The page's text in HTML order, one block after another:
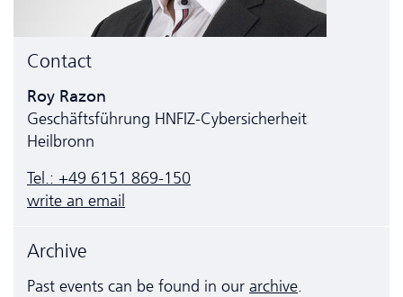
Contact
Roy Razon
Geschäftsführung HNFIZ-Cybersicherheit
Heilbronn
Tel.: +49 6151 869-150
write an email
Archive
Past events can be found in our archive.